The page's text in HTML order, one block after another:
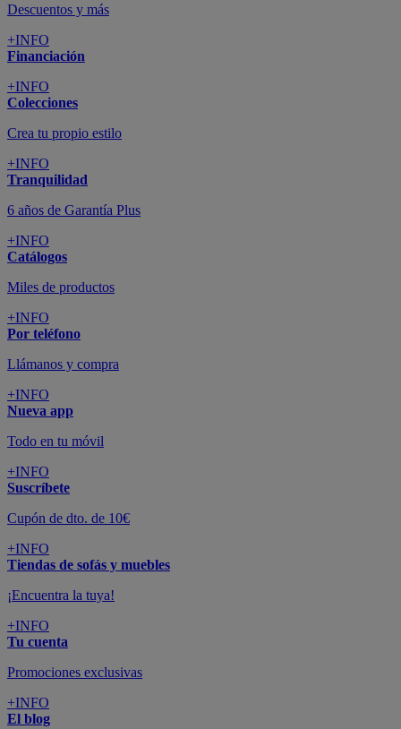
Descuentos y más
+INFO
Financiación
+INFO
Colecciones
Crea tu propio estilo
+INFO
Tranquilidad
6 años de Garantía Plus
+INFO
Catálogos
Miles de productos
+INFO
Por teléfono
Llámanos y compra
+INFO
Nueva app
Todo en tu móvil
+INFO
Suscríbete
Cupón de dto. de 10€
+INFO
Tiendas de sofás y muebles
¡Encuentra la tuya!
+INFO
Tu cuenta
Promociones exclusivas
+INFO
El blog